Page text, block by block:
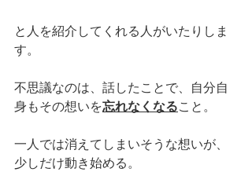
と人を紹介してくれる人がいたりしま
す。
不思議なのは、話したことで、自分自
身もその想いを忘れなくなること。
一人では消えてしまいそうな想いが、
少しだけ動き始める。